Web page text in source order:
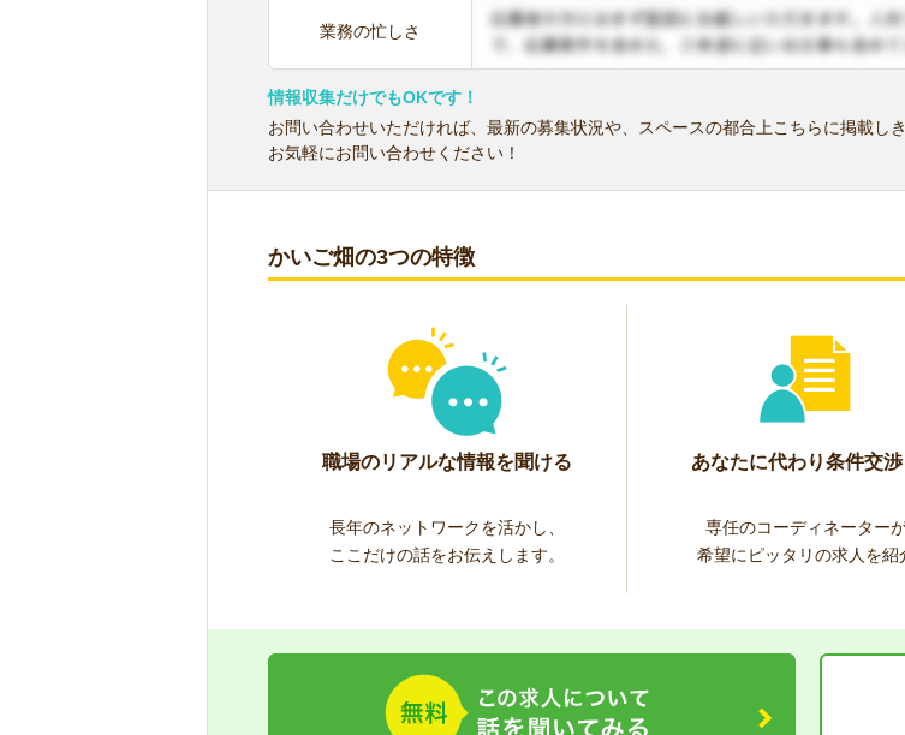
業務の忙しさ
情報収集だけでもOKです！
お問い合わせいただければ、最新の募集状況や、スペースの都合上こちらに掲載し
お気軽にお問い合わせください！
かいご畑の3つの特徴
職場のリアルな情報を聞ける
長年のネットワークを活かし、
ここだけの話をお伝えします。
あなたに代わり条件交渉
専任のコーディネーター
希望にピッタリの求人を紹